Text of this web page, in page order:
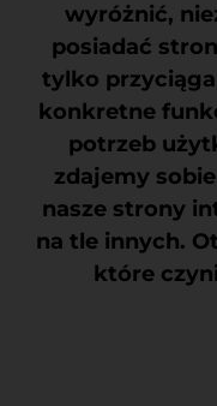
wyróżnić,
posiadać
tylko przyciąga
konkretne
potrzeb
zdajemy
nasze strony
na tle innych.
które